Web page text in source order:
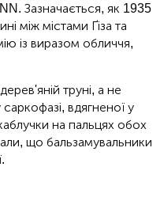
Зазначається, як 1935
між містами Ґіза та
із виразом обличчя,
труні, а не
вдягненої у
на пальцях обох
що бальзамувальники